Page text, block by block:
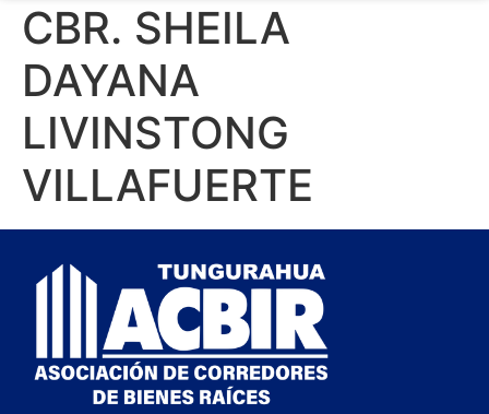
CBR. SHEILA
DAYANA
LIVINSTONG
VILLAFUERTE